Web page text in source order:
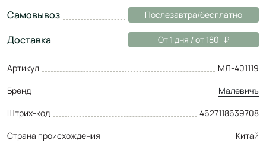
Самовывоз Послезавтра/бесплатно
Доставка От 1 дня / от 180
Артикул
МЛ-401119
Бренд
Малевичъ
Штрих-код
4627118639708
Страна происхождения
Китай